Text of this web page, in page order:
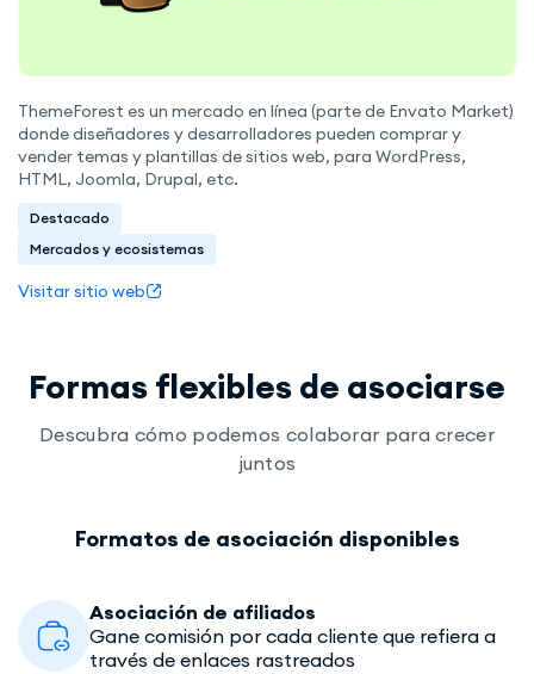
ThemeForest es un mercado en línea (parte de Envato Market)
donde diseñadores y desarrolladores pueden comprar y
vender temas y plantillas de sitios web, para WordPress,
HTML, Joomla, Drupal, etc.
Destacado
Mercados y ecosistemas
Visitar sitio web
Formas flexibles de asociarse
Descubra cómo podemos colaborar para crecer
juntos
Formatos de asociación disponibles
Asociación de afiliados
Gane comisión por cada cliente que refiera a
través de enlaces rastreados